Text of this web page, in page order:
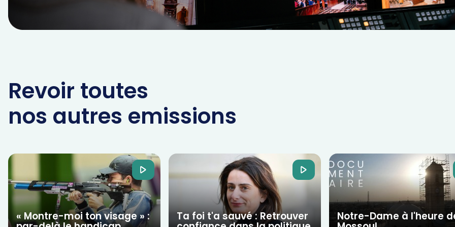
Revoir toutes
nos autres emissions
« Montre-moi ton visage » : Ta foi t'a sauvé : Retrouver Notre-Dame à l'heure